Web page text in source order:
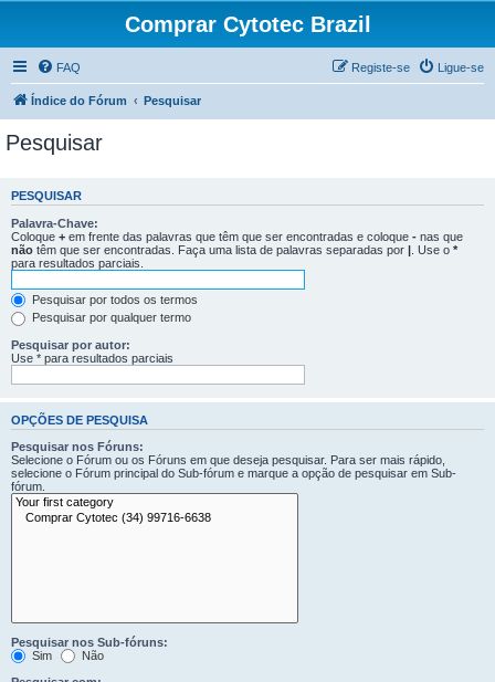
Comprar Cytotec Brazil
FAQ Ligue-se
Registe-se
Índice do Fórum Pesquisar
Pesquisar
PESQUISAR
Palavra-Chave:
Coloque + em frente das palavras que têm que ser encontradas e coloque - nas que
não têm que ser encontradas. Faça uma lista de palavras separadas por | . Use o *
para resultados parciais.
Pesquisar por todos os termos
Pesquisar por qualquer termo
Pesquisar por autor:
Use * para resultados parciais
OPÇÕES DE PESQUISA
Pesquisar nos Fóruns:
Selecione o Fórum ou os Fóruns em que deseja pesquisar. Para ser mais rápido,
selecione o Fórum principal do Sub-fórum e marque a opção de pesquisar em Sub-
fórum.
Pesquisar nos Sub-fóruns:
Sim
Não